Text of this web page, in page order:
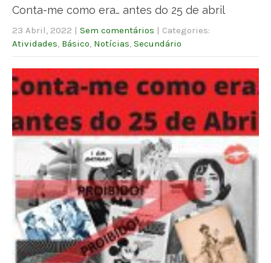
Conta-me como era… antes do 25 de abril
23 Abril, 2022 | Sem comentários | Categories:
Atividades, Básico, Notícias, Secundário